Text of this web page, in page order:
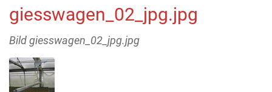
giesswagen_02_jpg.jpg
Bild giesswagen_02_jpg.jpg